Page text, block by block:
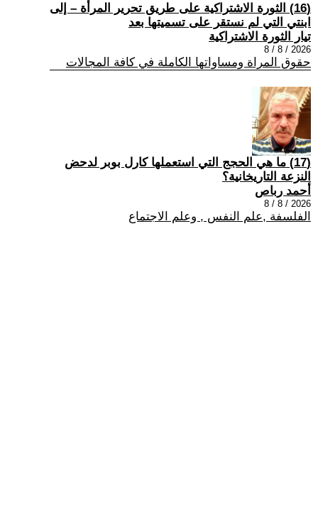
(16) الثورة الاشتراكية على طريق تحرير المرأة – إلى
ابنتي التي لم نستقر على تسميتها بعد
تيار الثورة الاشتراكية
2026 / 8 / 8
حقوق المراة ومساواتها الكاملة في كافة المجالات
(17) ما هي الحجج التي استعملها كارل بوبر لدحض
النزعة التاريخانية؟
أحمد رباص
2026 / 8 / 8
الفلسفة ,علم النفس , وعلم الاجتماع